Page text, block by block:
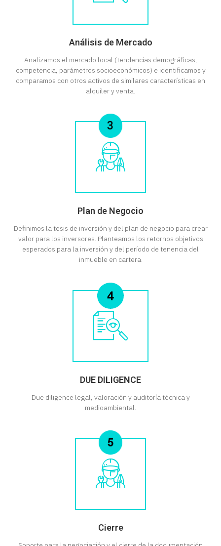
Análisis de Mercado
Analizamos el mercado local (tendencias demográficas,
competencia, parámetros socioeconómicos) e identificamos y
comparamos con otros activos de similares características en
alquiler y venta.
Plan de Negocio
Definimos la tesis de inversión y del plan de negocio para crear
valor para los inversores. Planteamos los retornos objetivos
esperados para la inversión y del período de tenencia del
inmueble en cartera.
DUE DILIGENCE
Due diligence legal, valoración y auditoría técnica y
medioambiental.
Cierre